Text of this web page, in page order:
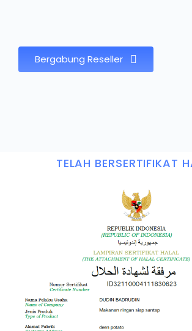
Bergabung Reseller
TELAH BERSERTIFIKAT